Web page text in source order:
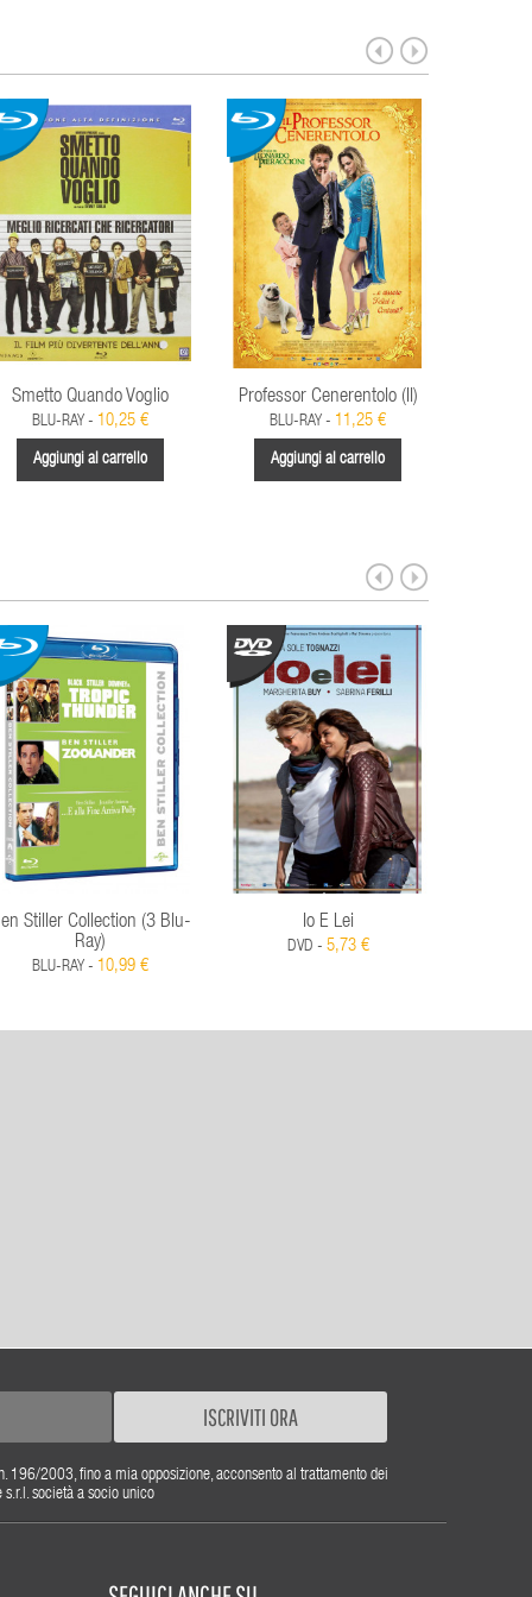
Smetto Quando Voglio
BLU-RAY - 10,25 €
Aggiungi al carrello
Professor Cenerentolo (Il)
BLU-RAY - 11,25 €
Aggiungi al carrello
Stiller Collection (3 Blu-
Ray)
BLU-RAY - 10,99 €
Io E Lei
DVD - 5,73 €
ISCRIVITI ORA
196/2003, fino a mia opposizione, acconsento al trattamento dei
società a socio unico